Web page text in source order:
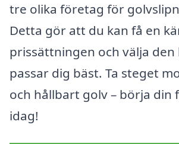
tre olika företag för
Detta gör att du kan få en
prissättningen och välja den
passar dig bäst. Ta steget
och hållbart golv – börja din
idag!